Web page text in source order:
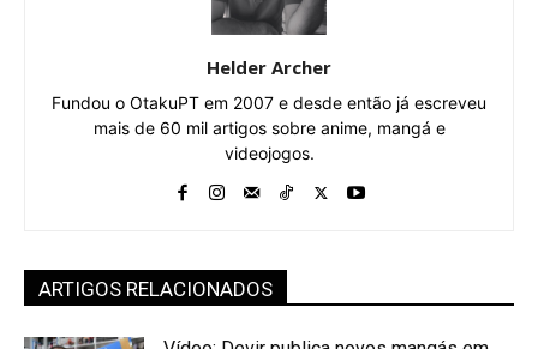
Helder Archer
Fundou o OtakuPT em 2007 e desde então já escreveu
mais de 60 mil artigos sobre anime, mangá e
videojogos.
ARTIGOS RELACIONADOS